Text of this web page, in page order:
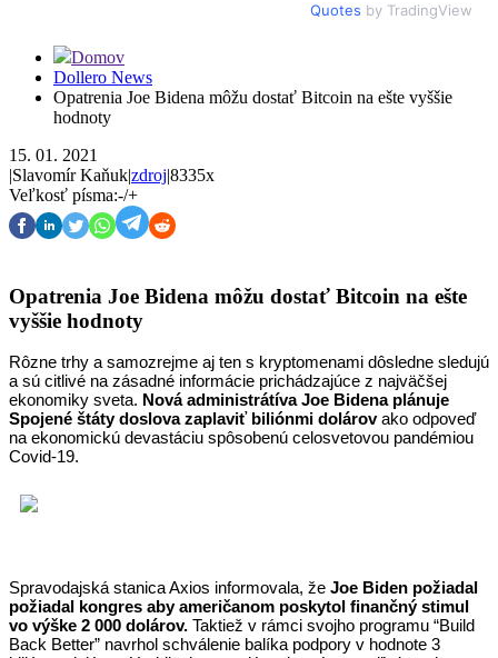
Quotes by TradingView
Domov
Dollero News
Opatrenia Joe Bidena môžu dostať Bitcoin na ešte vyššie
hodnoty
15. 01. 2021
|Slavomír Kaňuk|zdroj|8335x
Veľkosť písma:-/+
Opatrenia Joe Bidena môžu dostať Bitcoin na ešte
vyššie hodnoty
Rôzne trhy a samozrejme aj ten s kryptomenami dôsledne sledujú
a sú citlivé na zásadné informácie prichádzajúce z najväčšej
ekonomiky sveta. Nová administrátíva Joe Bidena plánuje
Spojené štáty doslova zaplaviť biliónmi dolárov ako odpoveď
na ekonomickú devastáciu spôsobenú celosvetovou pandémiou
Covid-19.
Spravodajská stanica Axios informovala, že Joe Biden požiadal
požiadal kongres aby američanom poskytol finančný stimul
vo výške 2 000 dolárov. Taktiež v rámci svojho programu “Build
Back Better” navrhol schválenie balíka podpory v hodnote 3